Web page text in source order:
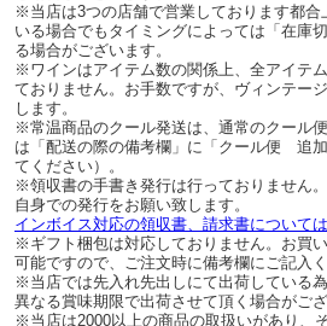
※当店は3つの店舗で営業しております都合
いる場合でもタイミングによっては「在庫
る場合がございます。
※ワインはアイテム数の関係上、全アイテ
ておりません。お手数ですが、ヴィンテー
します。
※常温商品のクール発送は、通常のクール
は「配送の際の備考欄」に「クール便 追
てください）。
※領収書の手書き発行は行っておりません
自身での発行をお願い致します。
インボイス対応の領収書、請求書について
※ギフト梱包は対応しておりません。お買
可能ですので、ご注文時に備考欄にご記入く
※当店では先入れ先出しにて出荷している
異なる賞味期限で出荷させて頂く場合がござ
※当店は2000以上の商品の取扱いがあり、